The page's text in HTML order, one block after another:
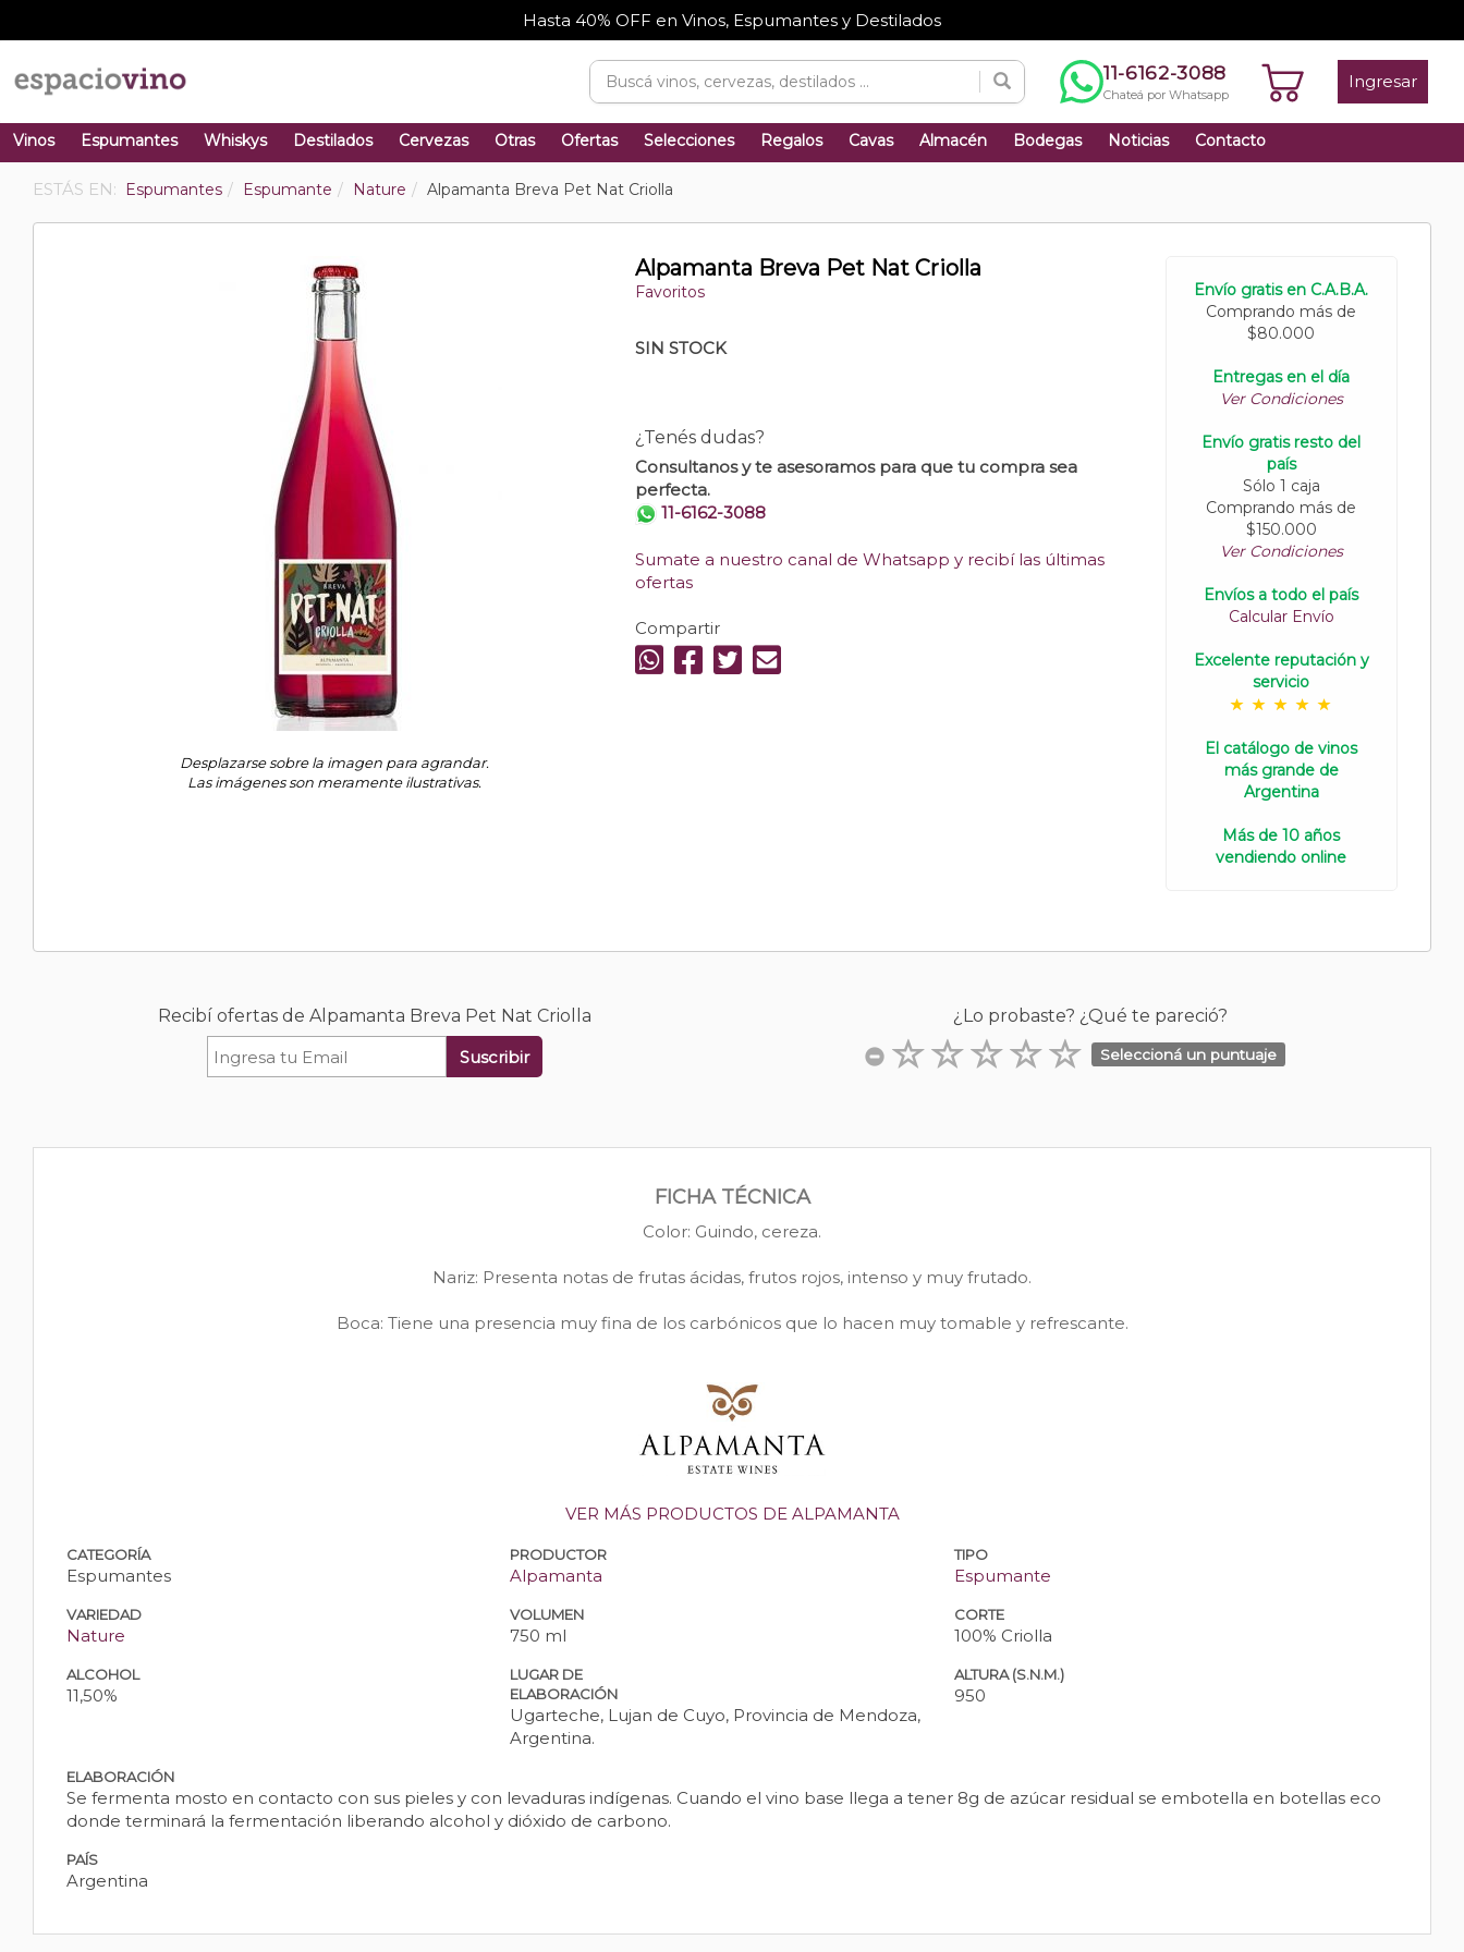
Hasta 40% OFF en Vinos, Espumantes y Destilados
11-6162-3088
Chateá por Whatsapp
Ingresar
Vinos Espumantes Whiskys Destilados Cervezas Otras Ofertas Selecciones Regalos Cavas Almacén Bodegas Noticias Contacto
ESTÁS EN: Espumantes Espumante Nature Alpamanta Breva Pet Nat Criolla
Desplazarse sobre la imagen para agrandar.
Las imágenes son meramente ilustrativas.
Alpamanta Breva Pet Nat Criolla
Favoritos
SIN STOCK
¿Tenés dudas?
Consultanos y te asesoramos para que tu compra sea
perfecta.
11-6162-3088
Sumate a nuestro canal de Whatsapp y recibí las últimas
ofertas
Compartir
Envío gratis en C.A.B.A.
Comprando más de
$80.000
Entregas en el día
Ver Condiciones
Envío gratis resto del
país
Sólo 1 caja
Comprando más de
$150.000
Ver Condiciones
Envíos a todo el país
Calcular Envío
Excelente reputación y
servicio
El catálogo de vinos
más grande de
Argentina
Más de 10 años
vendiendo online
Recibí ofertas de Alpamanta Breva Pet Nat Criolla
Suscribir
¿Lo probaste? ¿Qué te pareció?
Seleccioná un puntuaje
FICHA TÉCNICA
Color: Guindo, cereza.
Nariz: Presenta notas de frutas ácidas, frutos rojos, intenso y muy frutado.
Boca: Tiene una presencia muy fina de los carbónicos que lo hacen muy tomable y refrescante.
VER MÁS PRODUCTOS DE ALPAMANTA
CATEGORÍA
Espumantes
PRODUCTOR
Alpamanta
TIPO
Espumante
VARIEDAD
Nature
VOLUMEN
750 ml
CORTE
100% Criolla
ALCOHOL
11,50%
LUGAR DE
ELABORACIÓN
Ugarteche, Lujan de Cuyo, Provincia de Mendoza,
Argentina.
ALTURA (S.N.M.)
950
ELABORACIÓN
Se fermenta mosto en contacto con sus pieles y con levaduras indígenas. Cuando el vino base llega a tener 8g de azúcar residual se embotella en botellas eco
donde terminará la fermentación liberando alcohol y dióxido de carbono.
PAÍS
Argentina